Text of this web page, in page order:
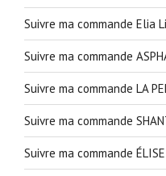
Suivre ma commande Elia
Suivre ma commande
Suivre ma commande LA
Suivre ma commande
Suivre ma commande